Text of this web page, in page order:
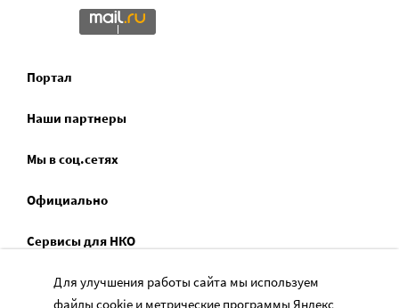
Портал
Наши партнеры
Мы в соц.сетях
Официально
Сервисы для НКО
Спецпроекты
Для улучшения работы сайта мы используем
файлы cookie и метрические программы Яндекс